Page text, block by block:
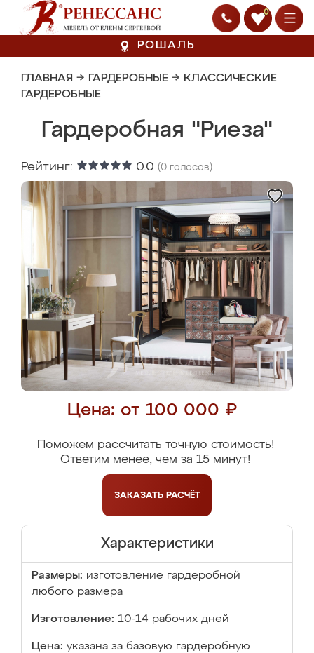
0
РОШАЛЬ
ГЛАВНАЯ → ГАРДЕРОБНЫЕ → КЛАССИЧЕСКИЕ
ГАРДЕРОБНЫЕ
Гардеробная "Риеза"
Рейтинг: 0.0 (0 голосов)
Цена: от 100 000 ₽
Поможем рассчитать точную стоимость!
Ответим менее, чем за 15 минут!
ЗАКАЗАТЬ РАСЧЁТ
Характеристики
Размеры: изготовление гардеробной
любого размера
Изготовление: 10-14 рабочих дней
Цена: указана за базовую гардеробную